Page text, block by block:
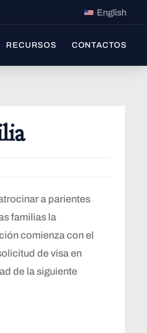
English
RECURSOS CONTACTOS
a parientes
familias la
comienza con el
de visa en
de la siguiente